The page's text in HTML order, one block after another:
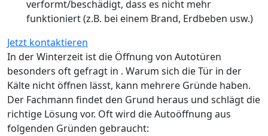
verformt/beschädigt, dass es nicht mehr
funktioniert (z.B. bei einem Brand, Erdbeben usw.)
Jetzt kontaktieren
In der Winterzeit ist die Öffnung von Autotüren
besonders oft gefragt in . Warum sich die Tür in der
Kälte nicht öffnen lässt, kann mehrere Gründe haben.
Der Fachmann findet den Grund heraus und schlägt die
richtige Lösung vor. Oft wird die Autoöffnung aus
folgenden Gründen gebraucht: